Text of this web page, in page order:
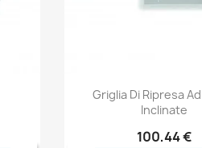

Griglia Di Ripresa
Inclinate
100,44 €